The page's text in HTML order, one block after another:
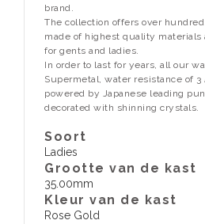
brand.
The collection offers over
made of highest quality materials
for gents and ladies.
In order to last for years, all our
Supermetal, water resistance of
powered by Japanese leading
decorated with shinning crystals.
Soort
Ladies
Grootte van de kast
35.00mm
Kleur van de kast
Rose Gold